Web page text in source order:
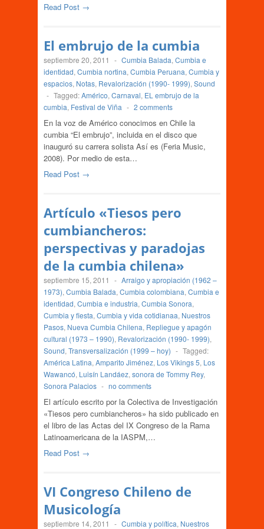
Read Post →
El embrujo de la cumbia
septiembre 20, 2011 - Cumbia Balada, Cumbia e
identidad, Cumbia nortina, Cumbia Peruana, Cumbia y
espacios, Notas, Revalorización (1990- 1999), Sound
- Tagged:Américo, Carnaval, EL embrujo de la
cumbia, Festival de Viña - 2 comments
En la voz de Américo conocimos en Chile la
cumbia “El embrujo”, incluida en el disco que
inauguró su carrera solista Así es (Feria Music,
2008). Por medio de esta…
Read Post →
Artículo «Tiesos pero
cumbiancheros:
perspectivas y paradojas
de la cumbia chilena»
septiembre 15, 2011 - Arraigo y apropiación (1962 –
1973), Cumbia Balada, Cumbia colombiana, Cumbia e
identidad, Cumbia e industria, Cumbia Sonora,
Cumbia y fiesta, Cumbia y vida cotidianaa, Nuestros
Pasos, Nueva Cumbia Chilena, Repliegue y apagón
cultural (1973 – 1990), Revalorización (1990- 1999),
Sound, Transversalización (1999 – hoy) - Tagged:
América Latina, Amparito Jiménez, Los Vikings 5, Los
Wawancó, Luisín Landáez, sonora de Tommy Rey,
Sonora Palacios - no comments
El artículo escrito por la Colectiva de Investigación
«Tiesos pero cumbiancheros» ha sido publicado en
el libro de las Actas del IX Congreso de la Rama
Latinoamericana de la IASPM,…
Read Post →
VI Congreso Chileno de
Musicología
septiembre 14, 2011 - Cumbia y política, Nuestros